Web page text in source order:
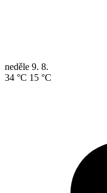
neděle 9. 8.
34 °C 15 °C